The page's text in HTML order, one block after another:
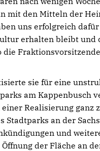
mit den Mitteln der
uns erfolgreich
erhalten bleibt
die
sie für eine
am Kappenbusch
Realisierung ganz
Stadtparks an der
und
der Fläche an